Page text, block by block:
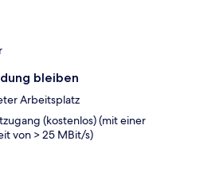
bleiben
Arbeitsplatz
(kostenlos) (mit einer
von > 25 MBit/s)